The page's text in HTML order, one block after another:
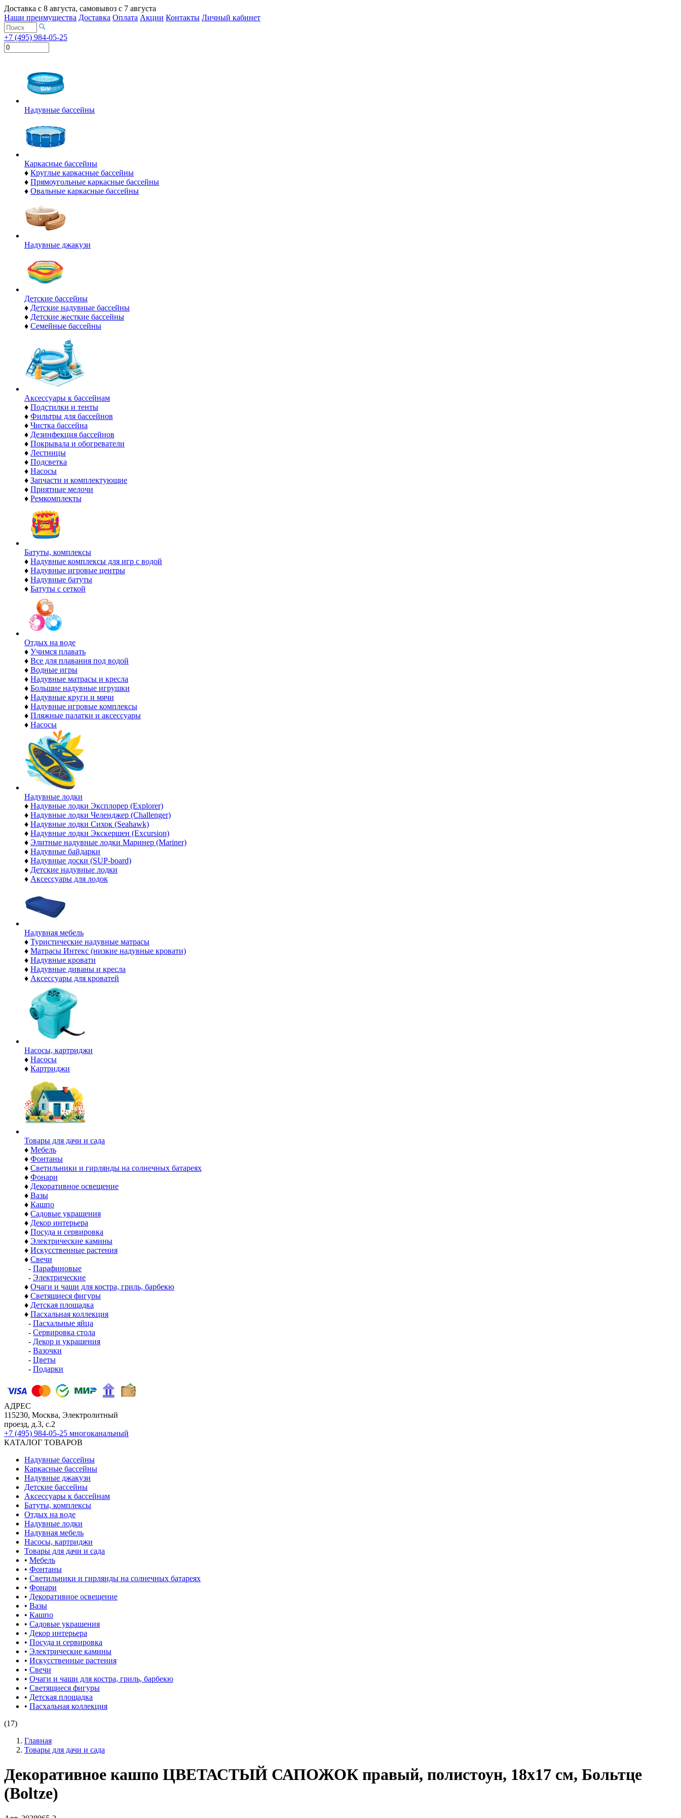
Доставка с 8 августа, самовывоз с 7 августа
Наши преимущества Доставка Оплата Акции Контакты Личный кабинет
+7 (495) 984-05-25
Надувные бассейны
Каркасные бассейны
♦ Круглые каркасные бассейны
♦ Прямоугольные каркасные бассейны
♦ Овальные каркасные бассейны
Надувные джакузи
Детские бассейны
♦ Детские надувные бассейны
♦ Детские жесткие бассейны
♦ Семейные бассейны
Аксессуары к бассейнам
♦ Подстилки и тенты
♦ Фильтры для бассейнов
♦ Чистка бассейна
♦ Дезинфекция бассейнов
♦ Покрывала и обогреватели
♦ Лестницы
♦ Подсветка
♦ Насосы
♦ Запчасти и комплектующие
♦ Приятные мелочи
♦ Ремкомплекты
Батуты, комплексы
♦ Надувные комплексы для игр с водой
♦ Надувные игровые центры
♦ Надувные батуты
♦ Батуты с сеткой
Отдых на воде
♦ Учимся плавать
♦ Все для плавания под водой
♦ Водные игры
♦ Надувные матрасы и кресла
♦ Большие надувные игрушки
♦ Надувные круги и мячи
♦ Надувные игровые комплексы
♦ Пляжные палатки и аксессуары
♦ Насосы
Надувные лодки
♦ Надувные лодки Эксплорер (Explorer)
♦ Надувные лодки Челенджер (Challenger)
♦ Надувные лодки Сихок (Seahawk)
♦ Надувные лодки Экскершен (Excursion)
♦ Элитные надувные лодки Маринер (Mariner)
♦ Надувные байдарки
♦ Надувные доски (SUP-board)
♦ Детские надувные лодки
♦ Аксессуары для лодок
Надувная мебель
♦ Туристические надувные матрасы
♦ Матрасы Интекс (низкие надувные кровати)
♦ Надувные кровати
♦ Надувные диваны и кресла
♦ Аксессуары для кроватей
Насосы, картриджи
♦ Насосы
♦ Картриджи
Товары для дачи и сада
♦ Мебель
♦ Фонтаны
♦ Светильники и гирлянды на солнечных батареях
♦ Фонари
♦ Декоративное освещение
♦ Вазы
♦ Кашпо
♦ Садовые украшения
♦ Декор интерьера
♦ Посуда и сервировка
♦ Электрические камины
♦ Искусственные растения
♦ Свечи
- Парафиновые
- Электрические
♦ Очаги и чаши для костра, гриль, барбекю
♦ Светящиеся фигуры
♦ Детская площадка
♦ Пасхальная коллекция
- Пасхальные яйца
- Сервировка стола
- Декор и украшения
- Вазочки
- Цветы
- Подарки
АДРЕС
115230, Москва, Электролитный
проезд, д.3, с.2
+7 (495) 984-05-25 многоканальный
КАТАЛОГ ТОВАРОВ
Надувные бассейны
Каркасные бассейны
Надувные джакузи
Детские бассейны
Аксессуары к бассейнам
Батуты, комплексы
Отдых на воде
Надувные лодки
Надувная мебель
Насосы, картриджи
Товары для дачи и сада
• Мебель
• Фонтаны
• Светильники и гирлянды на солнечных батареях
• Фонари
• Декоративное освещение
• Вазы
• Кашпо
• Садовые украшения
• Декор интерьера
• Посуда и сервировка
• Электрические камины
• Искусственные растения
• Свечи
• Очаги и чаши для костра, гриль, барбекю
• Светящиеся фигуры
• Детская площадка
• Пасхальная коллекция
(17)
Главная
Товары для дачи и сада
Декоративное кашпо ЦВЕТАСТЫЙ САПОЖОК правый, полистоун, 18х17 см, Больтце
(Boltze)